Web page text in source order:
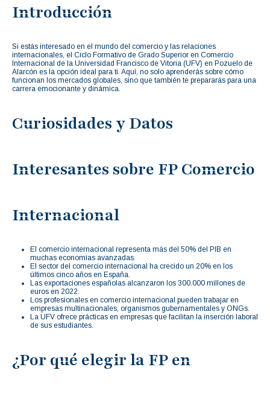
Introducción
Si estás interesado en el mundo del comercio y las relaciones
internacionales, el Ciclo Formativo de Grado Superior en Comercio
Internacional de la Universidad Francisco de Vitoria (UFV) en Pozuelo de
Alarcón es la opción ideal para ti. Aquí, no solo aprenderás sobre cómo
funcionan los mercados globales, sino que también te prepararás para una
carrera emocionante y dinámica.
Curiosidades y Datos
Interesantes sobre FP Comercio
Internacional
El comercio internacional representa más del 50% del PIB en
muchas economías avanzadas.
El sector del comercio internacional ha crecido un 20% en los
últimos cinco años en España.
Las exportaciones españolas alcanzaron los 300.000 millones de
euros en 2022.
Los profesionales en comercio internacional pueden trabajar en
empresas multinacionales, organismos gubernamentales y ONGs.
La UFV ofrece prácticas en empresas que facilitan la inserción laboral
de sus estudiantes.
¿Por qué elegir la FP en